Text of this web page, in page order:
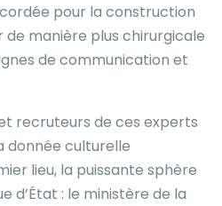
pour la construction
de manière plus chirurgicale
de communication et
recruteurs de ces experts
donnée culturelle
lieu, la puissante sphère
d’État : le ministère de la